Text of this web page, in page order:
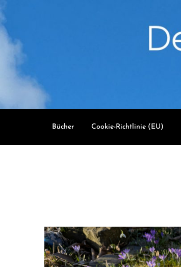
content
Bücher Cookie-Richtlinie (EU)